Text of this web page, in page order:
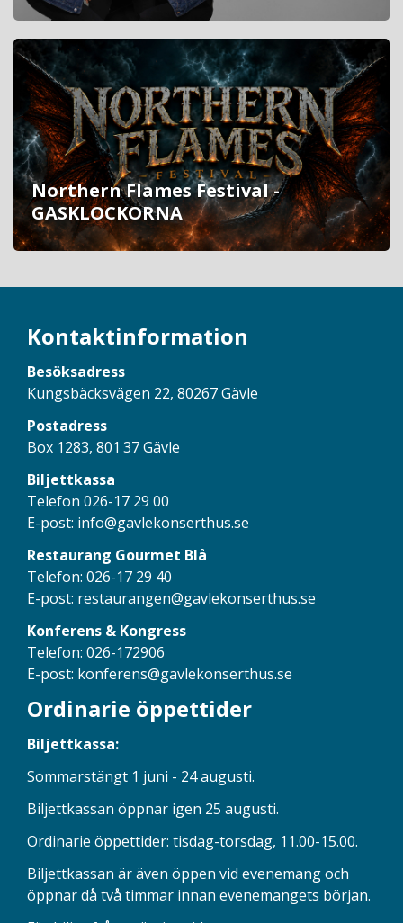
Northern Flames Festival -
GASKLOCKORNA
Kontaktinformation
Besöksadress
Kungsbäcksvägen 22, 80267 Gävle
Postadress
Box 1283, 801 37 Gävle
Biljettkassa
Telefon 026-17 29 00
E-post: info@gavlekonserthus.se
Restaurang Gourmet Blå
Telefon: 026-17 29 40
E-post: restaurangen@gavlekonserthus.se
Konferens & Kongress
Telefon: 026-172906
E-post: konferens@gavlekonserthus.se
Ordinarie öppettider
Biljettkassa:
Sommarstängt 1 juni - 24 augusti.
Biljettkassan öppnar igen 25 augusti.
Ordinarie öppettider: tisdag-torsdag, 11.00-15.00.
Biljettkassan är även öppen vid evenemang och
öppnar då två timmar innan evenemangets början.